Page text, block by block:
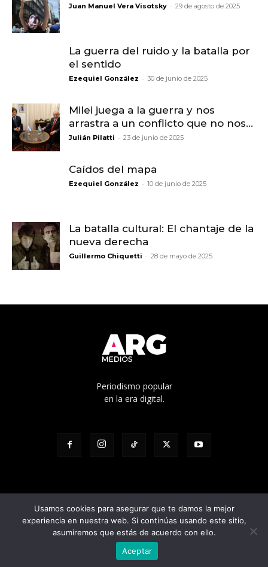
Juan Manuel Vera Visotsky - 29 de agosto de 2025
La guerra del ruido y la batalla por
el sentido
Ezequiel González - 30 de junio de 2025
Milei juega a la guerra y nos
arrastra a un conflicto que no nos...
Julián Pilatti - 23 de junio de 2025
Caídos del mapa
Ezequiel González - 10 de junio de 2025
La batalla cultural: El chantaje de la
nueva derecha
Guillermo Chiquetti - 28 de mayo de 2025
Periodismo popular
en la era digital.
© Edicíón N° 1136 - Propietario: Cooperativa de trabajo Pacha Ltda. -
Director responsable: Julian Pilatti - Calle 5 1528, La Plata, Buenos Aires
- Registro D.N.D.A Nº RL-2023-95604808-APN-DNDA#MJ
Usamos cookies para asegurar que te damos la mejor
experiencia en nuestra web. Si continúas usando este sitio,
asumiremos que estás de acuerdo con ello.
Aceptar